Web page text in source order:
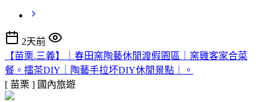
2天前
【苗栗.三義】｜春田窯陶藝休閒渡假園區｜窯雞客家合菜
餐。擂茶DIY｜陶藝手拉坏DIY休閒景點｜。
[ 苗栗 ] 國內旅遊